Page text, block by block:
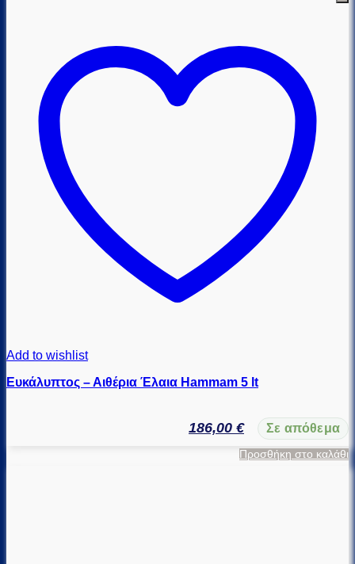
Add to wishlist
Ευκάλυπτος – Αιθέρια Έλαια Hammam 5 lt
186,00 € Σε απόθεμα
Προσθήκη στο καλάθι